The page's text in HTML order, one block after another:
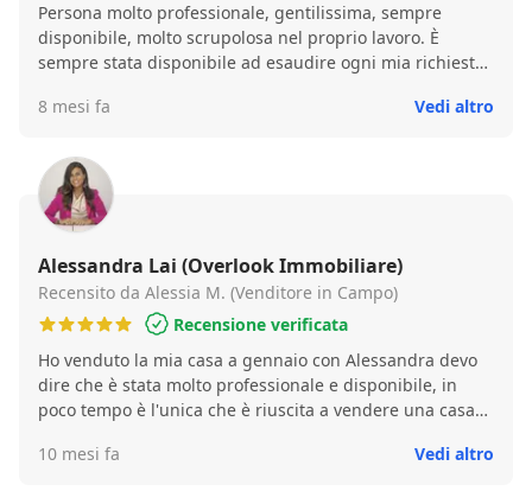
Persona molto professionale, gentilissima, sempre
disponibile, molto scrupolosa nel proprio lavoro. È
sempre stata disponibile ad esaudire ogni mia richiesta
la proposta e l'atto) e ci ha trovato anche la per la
esigenze del venditore ma disponibile e superlativa nell'
essere riuscita a farle poi combaciare con le mie di
acquirente. Tutto questo mi ha portato ad affidarle la
vendita di un immobile dei miei nipoti ed a consigliarla
anche ad altri amici. Alessandra è veramente una
garanzia! Grazie mille
8 mesi fa Vedi altro
Alessandra Lai (Overlook Immobiliare)
Recensito da Alessia M. (Venditore in Campo)
Recensione verificata
Ho venduto la mia casa a gennaio con Alessandra devo
dire che è stata molto professionale e disponibile, in
poco tempo è l'unica che è riuscita a vendere una casa
per ogni altra esigenza . Straconsigliataaaaaaa
10 mesi fa Vedi altro